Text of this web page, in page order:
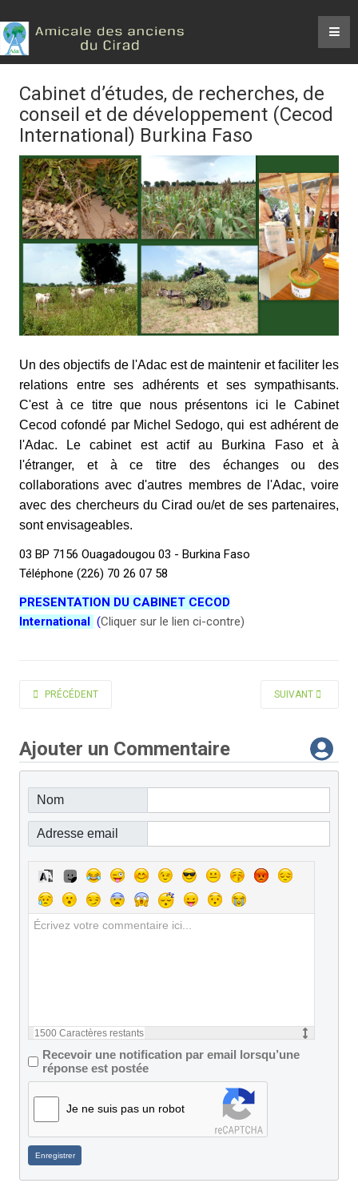
Cabinet d’études, de recherches, de
conseil et de développement (Cecod
International) Burkina Faso
Un des objectifs de l'Adac est de maintenir et faciliter les
relations entre ses adhérents et ses sympathisants.
C'est à ce titre que nous présentons ici le Cabinet
Cecod cofondé par Michel Sedogo, qui est adhérent de
l'Adac. Le cabinet est actif au Burkina Faso et à
l'étranger, et à ce titre des échanges ou des
collaborations avec d'autres membres de l'Adac, voire
avec des chercheurs du Cirad ou/et de ses partenaires,
sont envisageables.
03 BP 7156 Ouagadougou 03 - Burkina Faso
Téléphone (226) 70 26 07 58
PRESENTATION DU CABINET CECOD
International (Cliquer sur le lien ci-contre)
ARTICLE PRÉCÉDENT : ASSOCIATION DES FORESTIERS TROPICAUX ET
PRÉCÉDENT ARTICLE SUIVANT
SUIVANT
Ajouter un Commentaire
Nom
Adresse email
1500 Caractères restants
Recevoir une notification par email lorsqu’une
réponse est postée
Je ne suis pas un robot
Enregistrer